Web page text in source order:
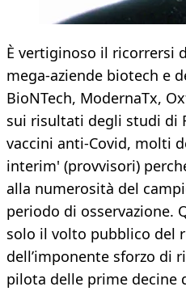
È vertiginoso il ricorrersi
mega-aziende biotech e
BioNTech, ModernaTx,
sui risultati degli studi di
vaccini anti-Covid, molti
interim' (provvisori)
alla numerosità del
periodo di osservazione.
solo il volto pubblico del
dell’imponente sforzo di
pilota delle prime decine